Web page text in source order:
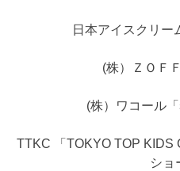
日本アイスクリー
(株）ＺＯＦ
(株）ワコール
TTKC 「TOKYO TOP KIDS
シ